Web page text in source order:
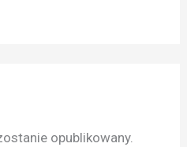
opublikowany.